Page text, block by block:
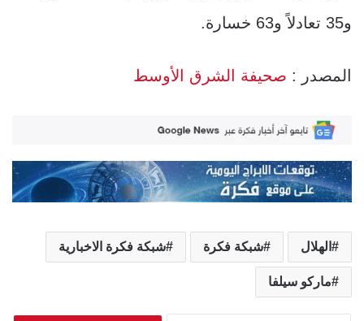
و35 تعادلاً و63 خسارة.
المصدر : صحيفة الشرق الأوسط
الهلال شبكة فكرة شبكة فكرة الاخبارية
ماركو سيلفا